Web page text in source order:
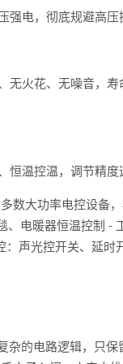
电，彻底规避高压
无火花、无噪音，
温控温，调节精度
数大功率电控设备
电暖器恒温控制 -
声光控开关、延时
杂的电路逻辑，只